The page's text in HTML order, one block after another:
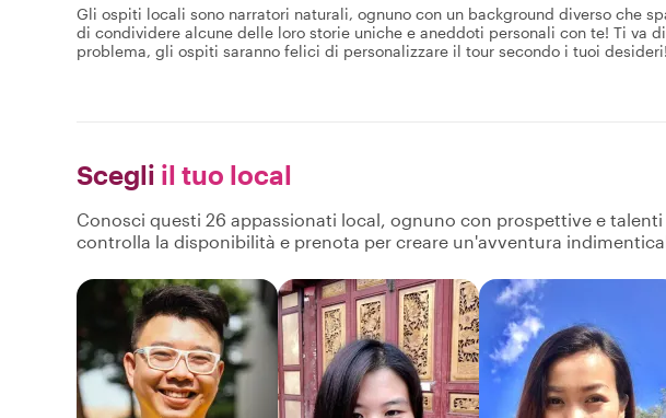
Gli ospiti locali sono narratori naturali, ognuno con un background diverso che
di condividere alcune delle loro storie uniche e aneddoti personali con te! Ti va
problema, gli ospiti saranno felici di personalizzare il tour secondo i tuoi desideri!
Scegli il tuo local
Conosci questi 26 appassionati local, ognuno con prospettive e
controlla la disponibilità e prenota per creare un'avventura